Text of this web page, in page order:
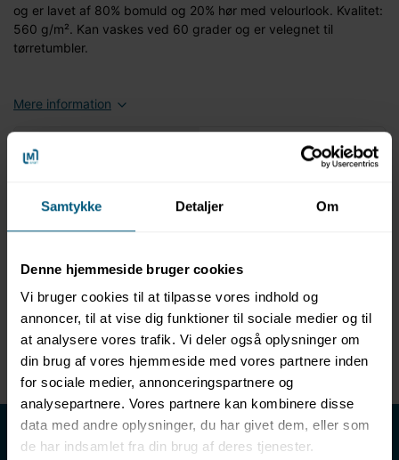
Samtykke Detaljer Om
Denne hjemmeside bruger cookies
Vi bruger cookies til at tilpasse vores indhold og
annoncer, til at vise dig funktioner til sociale medier og til
at analysere vores trafik. Vi deler også oplysninger om
din brug af vores hjemmeside med vores partnere inden
for sociale medier, annonceringspartnere og
analysepartnere. Vores partnere kan kombinere disse
data med andre oplysninger, du har givet dem, eller som
de har indsamlet fra din brug af deres tjenester.
og er lavet af 80% bomuld og 20% hør med velourlook. Kvalitet:
560 g/m². Kan vaskes ved 60 grader og er velegnet til
tørretumbler.
Mere information
Specifikationer
Produktinformation
Mål: 80 x 150 cm
Materiale: 80% bomuld og 20% hør med velourlook
Kvalitet: 560 g/m²
Kan vaskes ved 60 grader
Velegnet til tørretumbler
LML SPORT - Alt til vand